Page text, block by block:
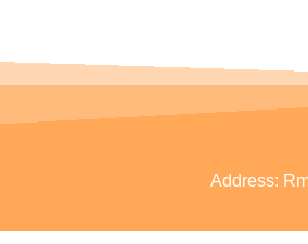
Address: